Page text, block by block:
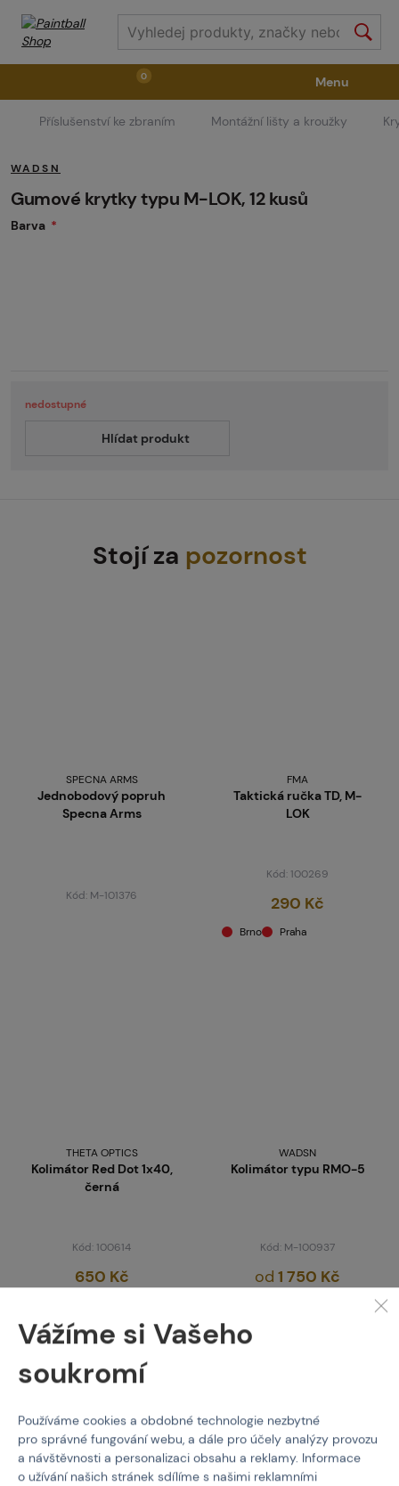
0
Zbraně Příslušenství ke zbraním Výstroj
Střelivo Masky Vzduch / CO2
Menu
Příslušenství ke zbraním Montážní lišty a kroužky
WADSN
Gumové krytky typu M-LOK, 12 kusů
Barva
nedostupné
Hlídat produkt
Stojí za pozornost
SPECNA ARMS
Jednobodový popruh
Specna Arms
Kód: M-101376
FMA
Taktická ručka TD, M-
LOK
Kód: 100269
290 Kč
Brno Praha
THETA OPTICS
Kolimátor Red Dot 1x40,
černá
Kód: 100614
650 Kč
WADSN
Kolimátor typu RMO-5
Kód: M-100937
od 1 750 Kč
Vážíme si Vašeho
soukromí
Používáme cookies a obdobné technologie nezbytné
pro správné fungování webu, a dále pro účely analýzy provozu
a návštěvnosti a personalizaci obsahu a reklamy. Informace
o užívání našich stránek sdílíme s našimi reklamními